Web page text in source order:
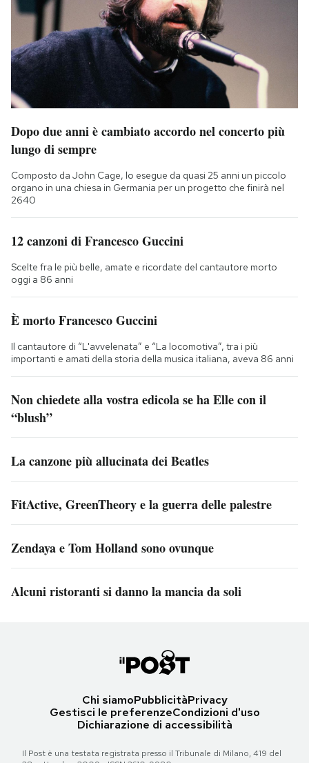
Dopo due anni è cambiato accordo nel concerto più
lungo di sempre
Composto da John Cage, lo esegue da quasi 25 anni un piccolo
organo in una chiesa in Germania per un progetto che finirà nel
2640
12 canzoni di Francesco Guccini
Scelte fra le più belle, amate e ricordate del cantautore morto
oggi a 86 anni
È morto Francesco Guccini
Il cantautore di “L'avvelenata” e “La locomotiva”, tra i più
importanti e amati della storia della musica italiana, aveva 86 anni
Non chiedete alla vostra edicola se ha Elle con il
“blush”
La canzone più allucinata dei Beatles
FitActive, GreenTheory e la guerra delle palestre
Zendaya e Tom Holland sono ovunque
Alcuni ristoranti si danno la mancia da soli
Chi siamoPubblicitàPrivacy
Gestisci le preferenzeCondizioni d'uso
Dichiarazione di accessibilità
Il Post è una testata registrata presso il Tribunale di Milano, 419 del